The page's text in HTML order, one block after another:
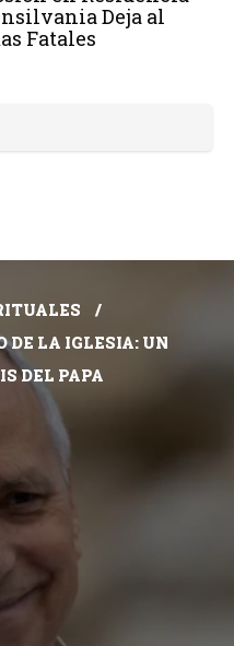
Deja al
Fatales
DE LA IGLESIA: UN
DEL PAPA